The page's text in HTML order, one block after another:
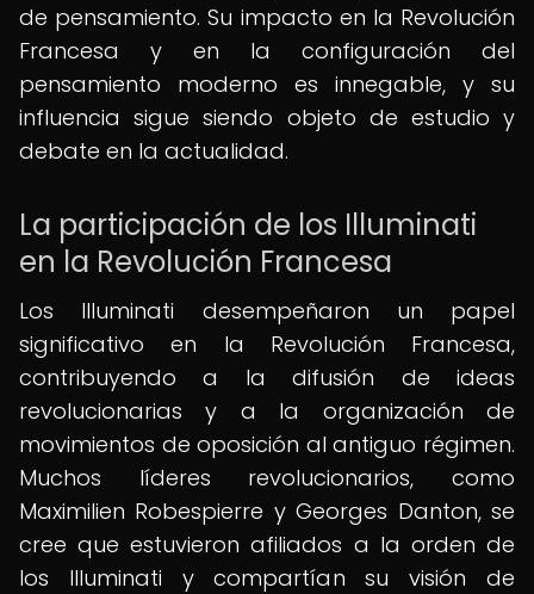
de pensamiento. Su impacto en la Revolución
Francesa y en la configuración del
pensamiento moderno es innegable, y su
influencia sigue siendo objeto de estudio y
debate en la actualidad.
La participación de los Illuminati
en la Revolución Francesa
Los Illuminati desempeñaron un papel
significativo en la Revolución Francesa,
contribuyendo a la difusión de ideas
revolucionarias y a la organización de
movimientos de oposición al antiguo régimen.
Muchos líderes revolucionarios, como
Maximilien Robespierre y Georges Danton, se
cree que estuvieron afiliados a la orden de
los Illuminati y compartían su visión de